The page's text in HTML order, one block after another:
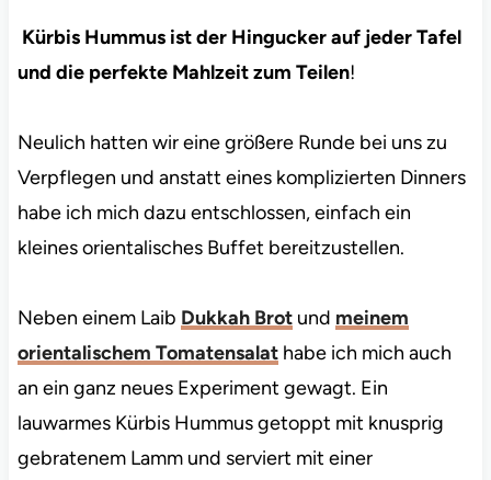
Kürbis Hummus ist der Hingucker auf jeder Tafel
und die perfekte Mahlzeit zum Teilen!
Neulich hatten wir eine größere Runde bei uns zu
Verpflegen und anstatt eines komplizierten Dinners
habe ich mich dazu entschlossen, einfach ein
kleines orientalisches Buffet bereitzustellen.
Neben einem Laib Dukkah Brotund meinem
orientalischem Tomatensalathabe ich mich auch
an ein ganz neues Experiment gewagt. Ein
lauwarmes Kürbis Hummus getoppt mit knusprig
gebratenem Lamm und serviert mit einer